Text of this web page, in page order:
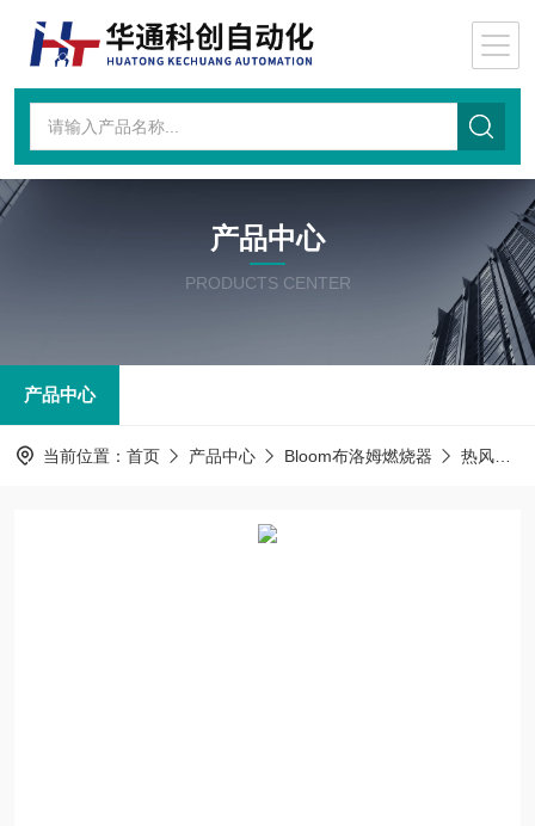
产品中心
PRODUCTS CENTER
产品中心
当前位置： 首页 产品中心 Bloom布洛姆燃烧器 热风燃气烧嘴